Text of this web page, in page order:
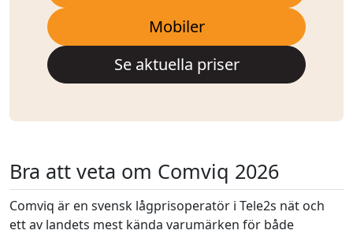
Mobiler
Se aktuella priser
Bra att veta om Comviq 2026
Comviq är en svensk lågprisoperatör i Tele2s nät och
ett av landets mest kända varumärken för både